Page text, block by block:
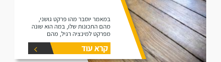
במאמר יוסבר מהו פרקט גושני,
מהם התכונות שלו, במה הוא שונה
מפרקט למינציה רגיל, מהם
היתרונות שלו ומהם החסרונות שלו.
קרא עוד